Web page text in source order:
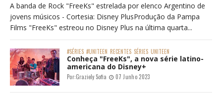
A banda de Rock "FreeKs" estrelada por elenco Argentino de
jovens músicos - Cortesia: Disney PlusProdução da Pampa
Films "FreeKs" estreou no Disney Plus na última quarta...
#SÉRIES #UNITEEN RECENTES SÉRIES UNITEEN
Conheça "FreeKs", a nova série latino-
americana do Disney+
Por:Graziely Sofia 07 Junho 2023